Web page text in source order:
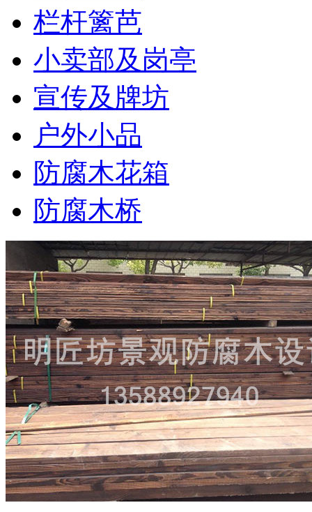
栏杆篱芭
小卖部及岗亭
宣传及牌坊
户外小品
防腐木花箱
防腐木桥